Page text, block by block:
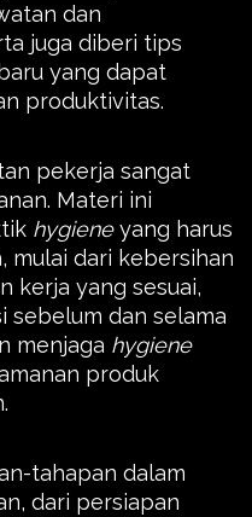
dan
juga diberi tips
yang dapat
produktivitas.
pekerja sangat
Materi ini
hygieneyang harus
mulai dari kebersihan
kerja yang sesuai,
sebelum dan selama
menjaga hygiene
produk
tahapan dalam
dari persiapan